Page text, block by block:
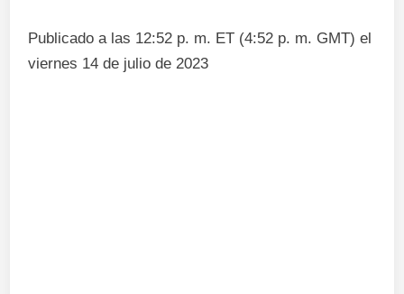
Publicado a las 12:52 p. m. ET (4:52 p. m. GMT) el
viernes 14 de julio de 2023